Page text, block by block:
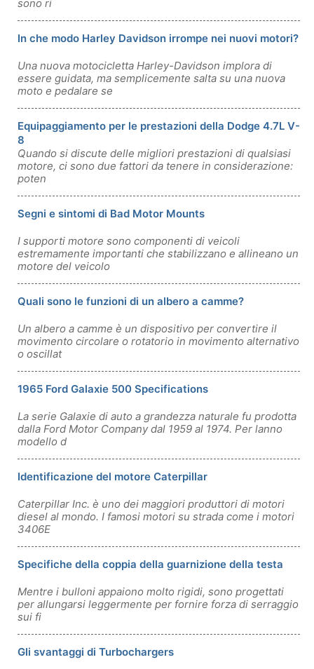
sono ri
In che modo Harley Davidson irrompe nei nuovi motori?
Una nuova motocicletta Harley-Davidson implora di
essere guidata, ma semplicemente salta su una nuova
moto e pedalare se
Equipaggiamento per le prestazioni della Dodge 4.7L V-
8
Quando si discute delle migliori prestazioni di qualsiasi
motore, ci sono due fattori da tenere in considerazione:
poten
Segni e sintomi di Bad Motor Mounts
I supporti motore sono componenti di veicoli
estremamente importanti che stabilizzano e allineano un
motore del veicolo
Quali sono le funzioni di un albero a camme?
Un albero a camme è un dispositivo per convertire il
movimento circolare o rotatorio in movimento alternativo
o oscillat
1965 Ford Galaxie 500 Specifications
La serie Galaxie di auto a grandezza naturale fu prodotta
dalla Ford Motor Company dal 1959 al 1974. Per lanno
modello d
Identificazione del motore Caterpillar
Caterpillar Inc. è uno dei maggiori produttori di motori
diesel al mondo. I famosi motori su strada come i motori
3406E
Specifiche della coppia della guarnizione della testa
Mentre i bulloni appaiono molto rigidi, sono progettati
per allungarsi leggermente per fornire forza di serraggio
sui fi
Gli svantaggi di Turbochargers